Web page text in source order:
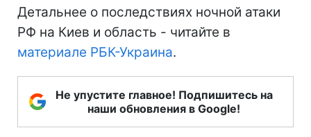
Детальнее о последствиях ночной атаки
РФ на Киев и область - читайте в
материале РБК-Украина.
Не упустите главное! Подпишитесь на
наши обновления в Google!